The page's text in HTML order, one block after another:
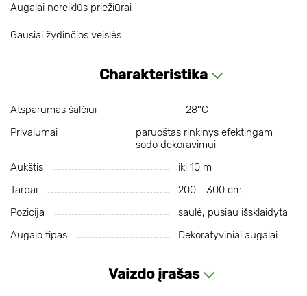
Augalai nereiklūs priežiūrai
Gausiai žydinčios veislės
Charakteristika
Atsparumas šalčiui
- 28°С
Privalumai
paruoštas rinkinys efektingam
sodo dekoravimui
Aukštis
iki 10 m
Tarpai
200 - 300 cm
Pozicija
saulė, pusiau išsklaidyta
Augalo tipas
Dekoratyviniai augalai
Vaizdo įrašas